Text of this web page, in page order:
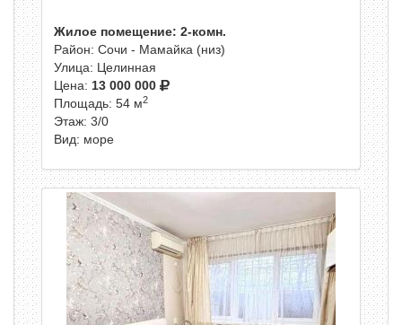
Жилое помещение: 2-комн.
Район: Сочи - Мамайка (низ)
Улица: Целинная
Цена: 13 000 000
Площадь: 54 м2
Этаж: 3/0
Вид: море